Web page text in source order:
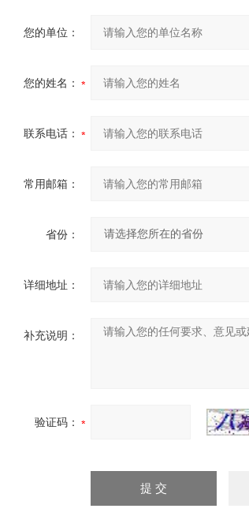
您的单位：
您的姓名：
联系电话：
常用邮箱：
省份：
详细地址：
补充说明：
验证码：